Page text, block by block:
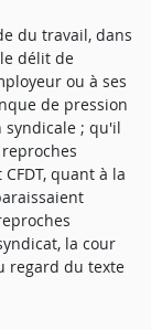
du travail, dans
délit de
ou à ses
de pression
syndicale ; qu'il
quant à la
la cour
regard du texte